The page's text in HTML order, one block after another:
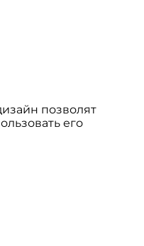
позволят
его